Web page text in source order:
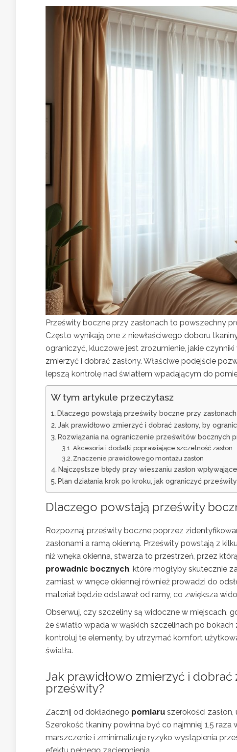
Prześwity boczne przy zasłonach to powszechny
Często wynikają one z niewłaściwego doboru
ograniczyć, kluczowe jest zrozumienie, jakie
zmierzyć i dobrać zasłony. Właściwe podejście
lepszą kontrolę nad światłem wpadającym do
W tym artykule przeczytasz
Dlaczego powstają prześwity boczne przy
Jak prawidłowo zmierzyć i dobrać zasłony, by
Rozwiązania na ograniczenie prześwitów bocznych
Akcesoria i dodatki poprawiające szczelność zasłon
Znaczenie prawidłowego montażu zasłon
Najczęstsze błędy przy wieszaniu zasłon
Plan działania krok po kroku, jak ograniczyć
Dlaczego powstają prześwity
Rozpoznaj prześwity boczne poprzez
zasłonami a ramą okienną. Prześwity powstają z
niż wnęka okienna, stwarza to przestrzeń, przez
prowadnic bocznych , które mogłyby skutecznie
zamiast w wnęce okiennej również prowadzi do
materiał będzie odstawał od ramy, co zwiększa
Obserwuj, czy szczeliny są widoczne w miejscach,
że światło wpada w wąskich szczelinach po
kontroluj te elementy, by utrzymać komfort
światła.
Jak prawidłowo zmierzyć i dobrać
prześwity?
Zacznij od dokładnego pomiaru szerokości
Szerokość tkaniny powinna być co najmniej 1,5
marszczenie i zminimalizuje ryzyko wystąpienia
efektu pełnego zaciemnienia.